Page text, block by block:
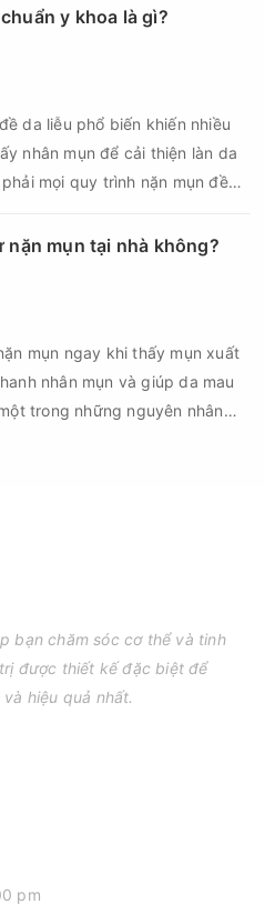
sóc sau điều trị.
y khoa là gì?
da liễu phổ biến khiến nhiều
nhân mụn để cải thiện làn da
mọi quy trình nặn mụn đều
không đúng thời điểm, làn da
nhiễm, thâm sau mụn và thậm
y khoa là gì và một quy trình
yêu cầu nào?
nặn mụn tại nhà không?
mụn ngay khi thấy mụn xuất
nhân mụn và giúp da mau
trong những nguyên nhân
bạn chăm sóc cơ thể và tinh
được thiết kế đặc biệt để
hiệu quả nhất.
pm